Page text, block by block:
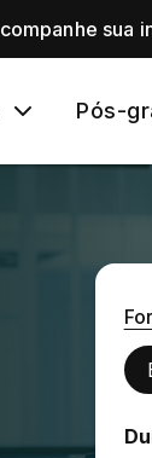
sua
Pós-